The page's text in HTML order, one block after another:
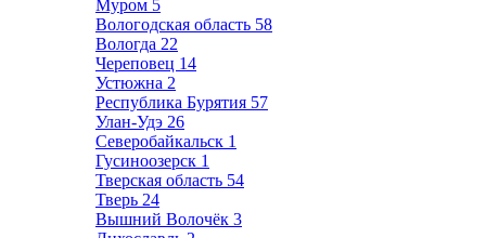
Муром 5
Вологодская область 58
Вологда 22
Череповец 14
Устюжна 2
Республика Бурятия 57
Улан-Удэ 26
Северобайкальск 1
Гусиноозерск 1
Тверская область 54
Тверь 24
Вышний Волочёк 3